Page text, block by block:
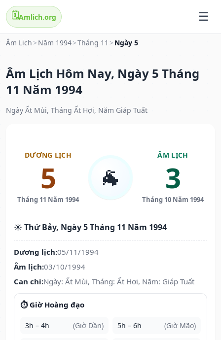
🗓️Amlich.org
Âm Lịch > Năm 1994>Tháng 11 > Ngày 5
Âm Lịch Hôm Nay, Ngày 5 Tháng
11 Năm 1994
Ngày Ất Mùi, Tháng Ất Hợi, Năm Giáp Tuất
DƯƠNG LỊCH
5
Tháng 11 Năm 1994
🐐
ÂM LỊCH
3
Tháng 10 Năm 1994
☀️ Thứ Bảy, Ngày 5 Tháng 11 Năm 1994
Dương lịch:05/11/1994
Âm lịch:03/10/1994
Can chi:Ngày: Ất Mùi, Tháng: Ất Hợi, Năm: Giáp Tuất
⏱️ Giờ Hoàng đạo
3h – 4h (Giờ Dần) 5h – 6h (Giờ Mão)